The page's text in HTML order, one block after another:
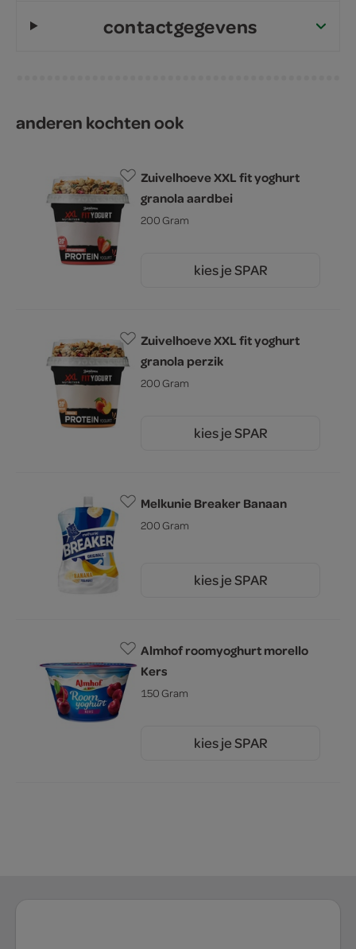
contactgegevens
anderen kochten ook
Zuivelhoeve XXL fit yoghurt
granola aardbei
200 Gram
kies je SPAR
Zuivelhoeve XXL fit yoghurt
granola perzik
200 Gram
kies je SPAR
Melkunie Breaker Banaan
200 Gram
kies je SPAR
Almhof roomyoghurt morello
Kers
150 Gram
kies je SPAR